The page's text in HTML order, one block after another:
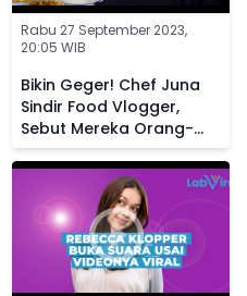
Rabu 27 September 2023,
20:05 WIB
Bikin Geger! Chef Juna
Sindir Food Vlogger,
Sebut Mereka Orang-
Orang Sotoy